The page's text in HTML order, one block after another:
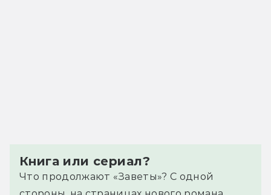
Книга или сериал?
Что продолжают «Заветы»? С одной